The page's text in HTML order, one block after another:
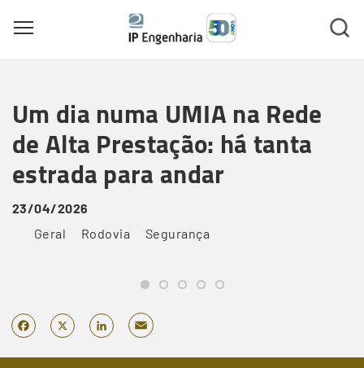
main
content
Toggle main menu visibility
Um dia numa UMIA na Rede
de Alta Prestação: há tanta
estrada para andar
23/04/2026
Geral
Rodovia Segurança
Facebook
X LinkedIn